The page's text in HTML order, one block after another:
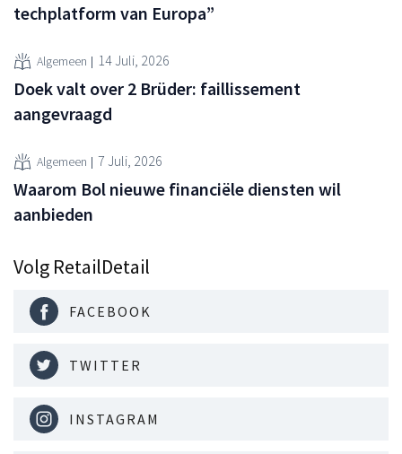
techplatform van Europa”
Algemeen 14 Juli, 2026
Doek valt over 2 Brüder: faillissement
aangevraagd
Algemeen 7 Juli, 2026
Waarom Bol nieuwe financiële diensten wil
aanbieden
Volg RetailDetail
FACEBOOK
TWITTER
INSTAGRAM